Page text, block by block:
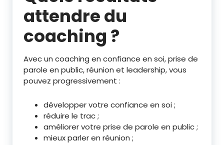
attendre du
coaching ?
Avec un coaching en confiance en soi, prise de
parole en public, réunion et leadership, vous
pouvez progressivement :
développer votre confiance en soi ;
réduire le trac ;
améliorer votre prise de parole en public ;
mieux parler en réunion ;